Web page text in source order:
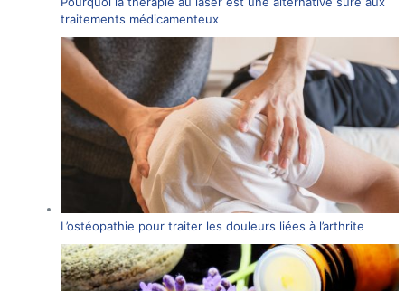
traitements médicamenteux
L’ostéopathie pour traiter les douleurs liées à l’arthrite